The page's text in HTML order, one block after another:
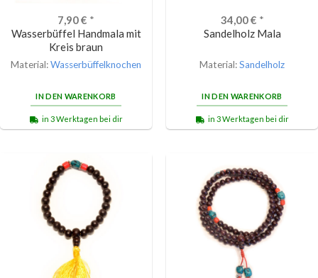
7,90€ *
Wasserbüffel Handmala mit
Kreis braun
Material:Wasserbüffelknochen
IN DEN WARENKORB
in 3 Werktagen bei dir
34,00€ *
Sandelholz Mala
Material:Sandelholz
IN DEN WARENKORB
in 3 Werktagen bei dir